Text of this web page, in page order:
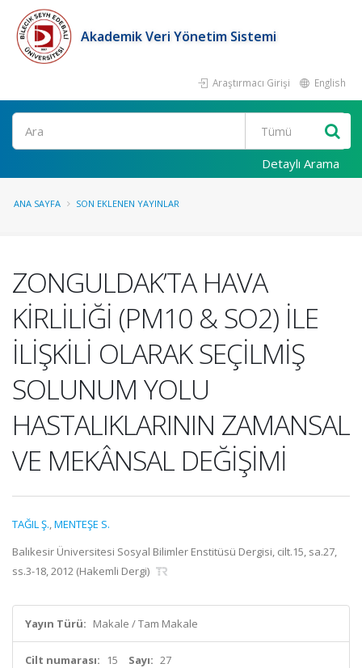
Akademik Veri Yönetim Sistemi
Araştırmacı Girişi English
Ara
Detaylı Arama
ANA SAYFA SON EKLENEN YAYINLAR
ZONGULDAK’TA HAVA
KİRLİLİĞİ (PM10 & SO2) İLE
İLİŞKİLİ OLARAK SEÇİLMİŞ
SOLUNUM YOLU
HASTALIKLARININ ZAMANSAL
VE MEKÂNSAL DEĞİŞİMİ
TAĞIL Ş.,MENTEŞE S.
Balıkesir Üniversitesi Sosyal Bilimler Enstitüsü Dergisi, cilt.15, sa.27,
ss.3-18, 2012 (Hakemli Dergi)
Yayın Türü: Makale / Tam Makale
Cilt numarası: 15 Sayı: 27